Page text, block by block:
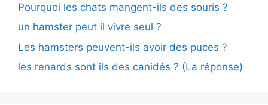
Pourquoi les chats mangent-ils des souris ?
un hamster peut il vivre seul ?
Les hamsters peuvent-ils avoir des puces ?
les renards sont ils des canidés ? (La réponse)